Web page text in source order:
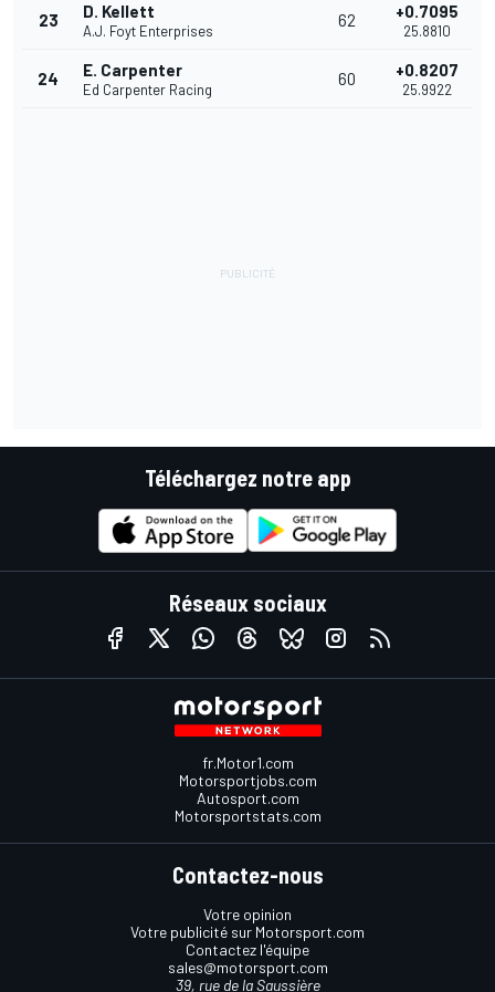
23 D. Kellett
A.J. Foyt Enterprises
62 +0.7095
25.8810
24 E. Carpenter
Ed Carpenter Racing
60 +0.8207
25.9922
Téléchargez notre app
Réseaux sociaux
fr.Motor1.com
Motorsportjobs.com
Autosport.com
Motorsportstats.com
Contactez-nous
Votre opinion
Votre publicité sur Motorsport.com
Contactez l'équipe
sales@motorsport.com
39, rue de la Saussière